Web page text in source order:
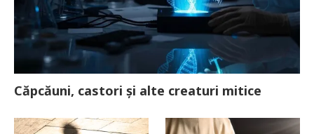
Căpcăuni, castori și alte creaturi mitice